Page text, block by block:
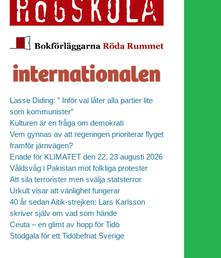
Lasse Diding: ” Inför val låter alla partier lite
som kommunister”
Kulturen är en fråga om demokrati
Vem gynnas av att regeringen prioriterar flyget
framför järnvägen?
Enade för KLIMATET den 22, 23 augusti 2026
Våldsvåg i Pakistan mot folkliga protester
Att sila terrorister men svälja statsterror
Urkult visar att vänlighet fungerar
40 år sedan Aitik-strejken: Lars Karlsson
skriver själv om vad som hände
Ceuta – en glimt av hopp för Tidö
Stödgala för ett Tidöbefriat Sverige